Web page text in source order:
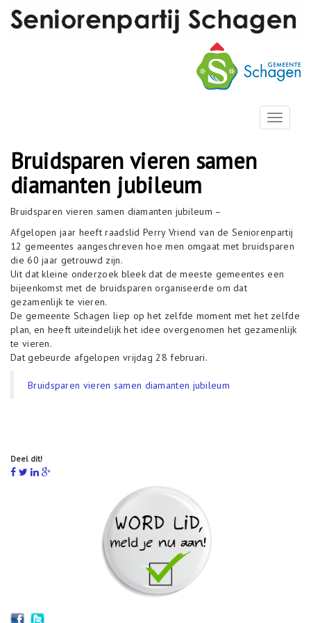
T
o
v
i
a
o
n
Bruidsparen vieren samen
diamanten jubileum
Bruidsparen vieren samen diamanten jubileum –
Afgelopen jaar heeft raadslid Perry Vriend van de Seniorenpartij
12 gemeentes aangeschreven hoe men omgaat met bruidsparen
die 60 jaar getrouwd zijn.
Uit dat kleine onderzoek bleek dat de meeste gemeentes een
bijeenkomst met de bruidsparen organiseerde om dat
gezamenlijk te vieren.
De gemeente Schagen liep op het zelfde moment met het zelfde
plan, en heeft uiteindelijk het idee overgenomen het gezamenlijk
te vieren.
Dat gebeurde afgelopen vrijdag 28 februari.
Bruidsparen vieren samen diamanten jubileum
Deel dit!